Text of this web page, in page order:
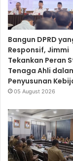
Bangun DPRD
Responsif, Jimmi
Tekankan Peran
Tenaga Ahli
Penyusunan
05 August 2026